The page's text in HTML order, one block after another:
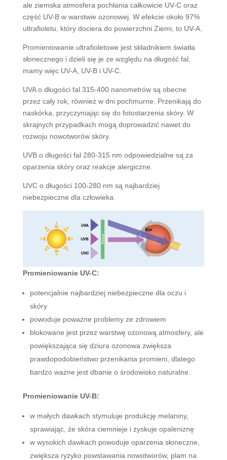
ale ziemska atmosfera pochłania całkowicie UV-C oraz
część UV-B w warstwie ozonowej. W efekcie około 97%
ultrafioletu, który dociera do powierzchni Ziemi, to UV-A.
Promieniowanie ultrafioletowe jest składnikiem światła
słonecznego i dzieli się je ze względu na długość fal,
mamy więc UV-A, UV-B i UV-C.
UVA o długości fal 315-400 nanometrów są obecne
przez cały rok, również w dni pochmurne. Przenikają do
naskórka, przyczyniając się do fotostarzenia skóry. W
skrajnych przypadkach mogą doprowadzić nawet do
rozwoju nowotworów skóry.
UVB o długości fal 280-315 nm odpowiedzialne są za
oparzenia skóry oraz reakcje alergiczne.
UVC o długości 100-280 nm są najbardziej
niebezpieczne dla człowieka.
Promieniowanie UV-C:
potencjalnie najbardziej niebezpieczne dla oczu i
skóry
powoduje poważne problemy ze zdrowiem
blokowane jest przez warstwę ozonową atmosfery, ale
powiększająca się dziura ozonowa zwiększa
prawdopodobieństwo przenikania promieni, dlatego
bardzo ważne jest dbanie o środowisko naturalne.
Promieniowanie UV-B:
w małych dawkach stymuluje produkcję melaniny,
sprawiając, że skóra ciemnieje i zyskuje opaleniznę
w wysokich dawkach powoduje oparzenia słoneczne,
zwiększa ryzyko powstawania nowotworów, plam na